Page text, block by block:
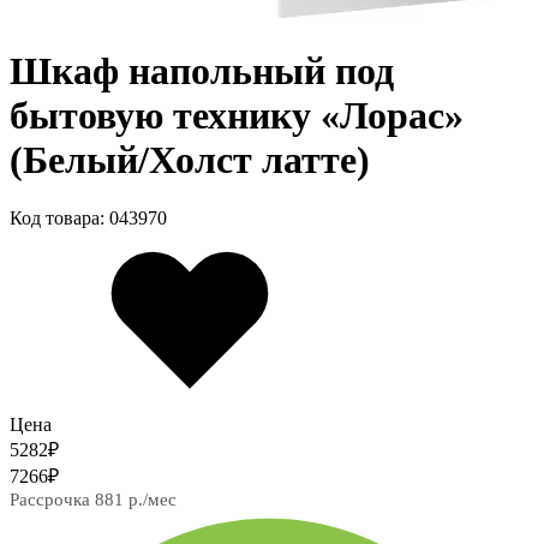
Шкаф напольный под
бытовую технику «Лорас»
(Белый/Холст латте)
Код товара: 043970
Цена
5282₽
7266₽
Рассрочка 881 р./мес